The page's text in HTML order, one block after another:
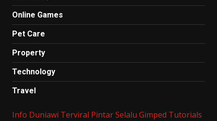
Online Games
Pet Care
Property
Technology
Travel
Info Duniawi Terviral Pintar Selalu Gimped Tutorials